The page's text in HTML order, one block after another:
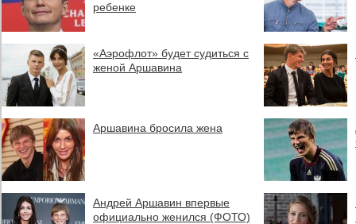
ребенке
«Аэрофлот» будет судиться с
женой Аршавина
Аршавина бросила жена
Андрей Аршавин впервые
официально женился (ФОТО)